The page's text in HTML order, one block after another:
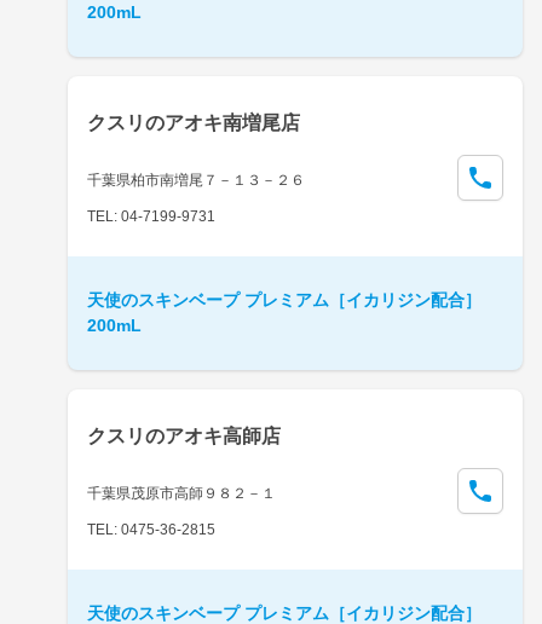
200mL
クスリのアオキ南増尾店
千葉県柏市南増尾７－１３－２６
TEL: 04-7199-9731
天使のスキンベープ プレミアム［イカリジン配合］
200mL
クスリのアオキ高師店
千葉県茂原市高師９８２－１
TEL: 0475-36-2815
天使のスキンベープ プレミアム［イカリジン配合］